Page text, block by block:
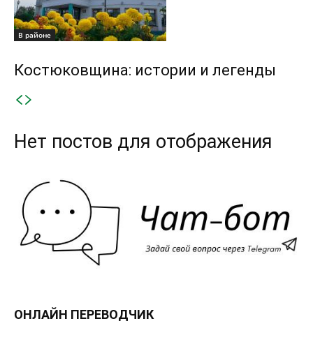
В районе
Костюковщина: истории и легенды
Нет постов для отображения
ОНЛАЙН ПЕРЕВОДЧИК